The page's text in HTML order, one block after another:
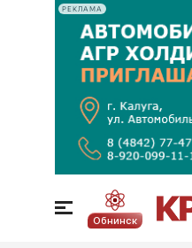
РЕКЛАМА
Обнинск